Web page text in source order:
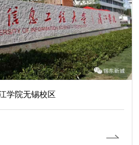
学院无锡校区